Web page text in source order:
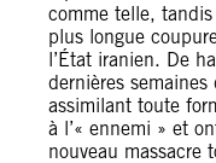
comme telle,
plus longue
l’État iranien. De
dernières
assimilant toute
à l’« ennemi » et
nouveau massacre